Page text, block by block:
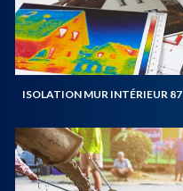
ISOLATION MUR INTÉRIEUR 87